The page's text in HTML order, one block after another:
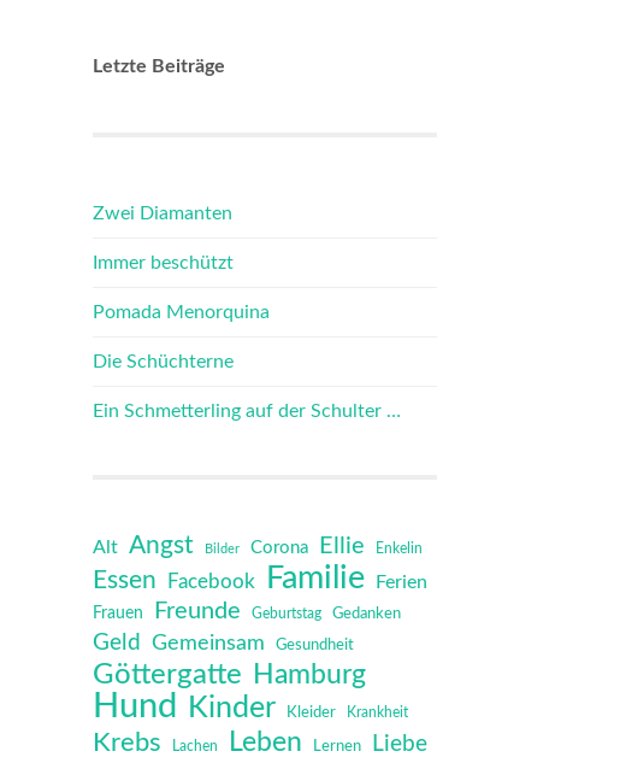
Letzte Beiträge
Zwei Diamanten
Immer beschützt
Pomada Menorquina
Die Schüchterne
Ein Schmetterling auf der Schulter …
Alt Angst Bilder Corona Ellie Enkelin
Essen Facebook Familie Ferien
Frauen Freunde Geburtstag Gedanken
Geld Gemeinsam Gesundheit
Göttergatte Hamburg
Hund Kinder Kleider Krankheit
Krebs Lachen Leben Lernen Liebe